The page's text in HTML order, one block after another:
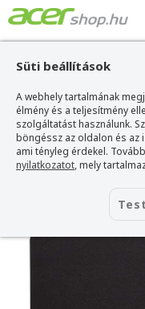
Süti beállítások
A webhely tartalmának
élmény és a teljesítmény
szolgáltatást használunk.
böngéssz az oldalon és az
ami tényleg érdekel.
nyilatkozatot, mely
Acer webshop>Kiegészítők>
MM100 - 320mm x 270mm
CORSAIR
Egérpad
Azonosító: CH-9100020-EU